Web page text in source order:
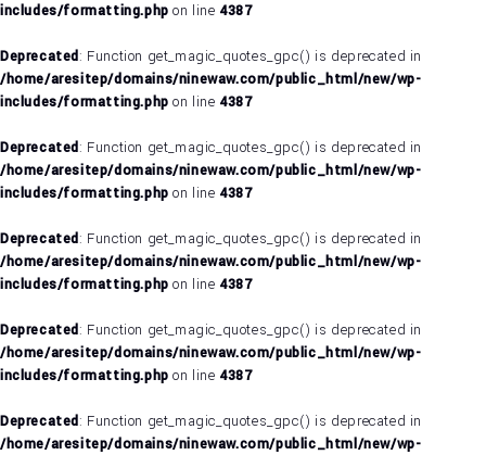
includes/formatting.php on line 4387
Deprecated: Function get_magic_quotes_gpc() is deprecated in
/home/aresitep/domains/ninewaw.com/public_html/new/wp-
includes/formatting.php on line 4387
Deprecated: Function get_magic_quotes_gpc() is deprecated in
/home/aresitep/domains/ninewaw.com/public_html/new/wp-
includes/formatting.php on line 4387
Deprecated: Function get_magic_quotes_gpc() is deprecated in
/home/aresitep/domains/ninewaw.com/public_html/new/wp-
includes/formatting.php on line 4387
Deprecated: Function get_magic_quotes_gpc() is deprecated in
/home/aresitep/domains/ninewaw.com/public_html/new/wp-
includes/formatting.php on line 4387
Deprecated: Function get_magic_quotes_gpc() is deprecated in
/home/aresitep/domains/ninewaw.com/public_html/new/wp-